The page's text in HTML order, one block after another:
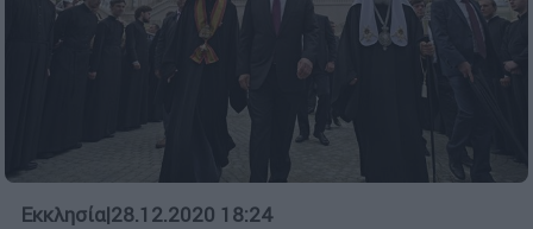
Εκκλησία|28.12.2020 18:24